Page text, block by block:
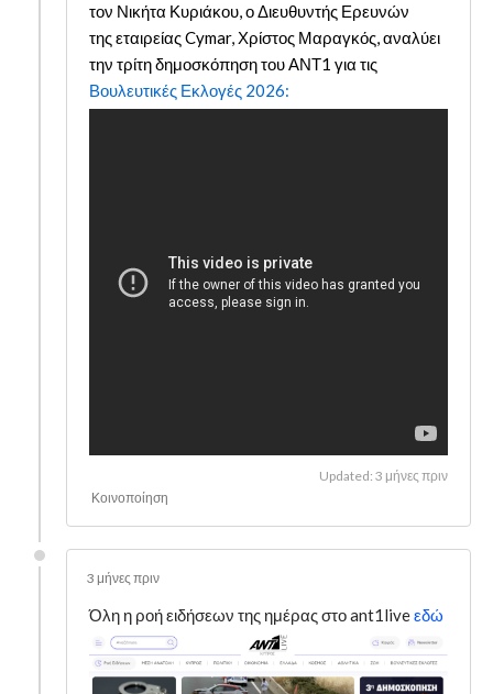
τον Νικήτα Κυριάκου, ο Διευθυντής Ερευνών
της εταιρείας Cymar, Χρίστος Μαραγκός, αναλύει
την τρίτη δημοσκόπηση του ΑΝΤ1 για τις
Βουλευτικές Εκλογές 2026:
Updated: 3 μήνες πριν
Κοινοποίηση
3 μήνες πριν
Όλη η ροή ειδήσεων της ημέρας στο ant1liveεδώ